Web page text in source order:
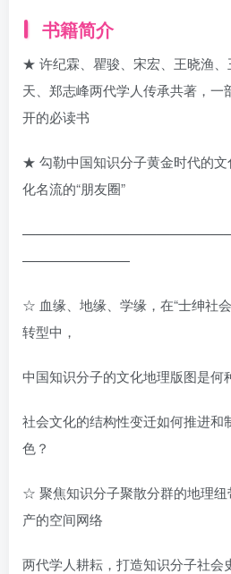
书籍简介
★ 许纪霖、瞿骏、宋宏、王晓渔
天、郑志峰两代学人传承共著，一
开的必读书
★ 勾勒中国知识分子黄金时代的
化名流的“朋友圈”
————————
☆ 血缘、地缘、学缘，在“士绅社
转型中，
中国知识分子的文化地理版图是何
社会文化的结构性变迁如何推进和
色？
☆ 聚焦知识分子聚散分群的地理
产的空间网络
两代学人耕耘，打造知识分子社会